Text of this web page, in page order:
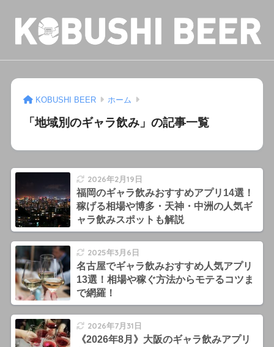
KOBUSHI BEER ホーム
「地域別のギャラ飲み」の記事一覧
2026年2月19日
福岡のギャラ飲みおすすめアプリ14選！
稼げる相場や博多・天神・中洲の人気ギ
ャラ飲みスポットも解説
2025年3月6日
名古屋でギャラ飲みおすすめ人気アプリ
13選！相場や稼ぐ方法からモテるコツま
で網羅！
2026年7月31日
《2026年8月》大阪のギャラ飲みアプリ